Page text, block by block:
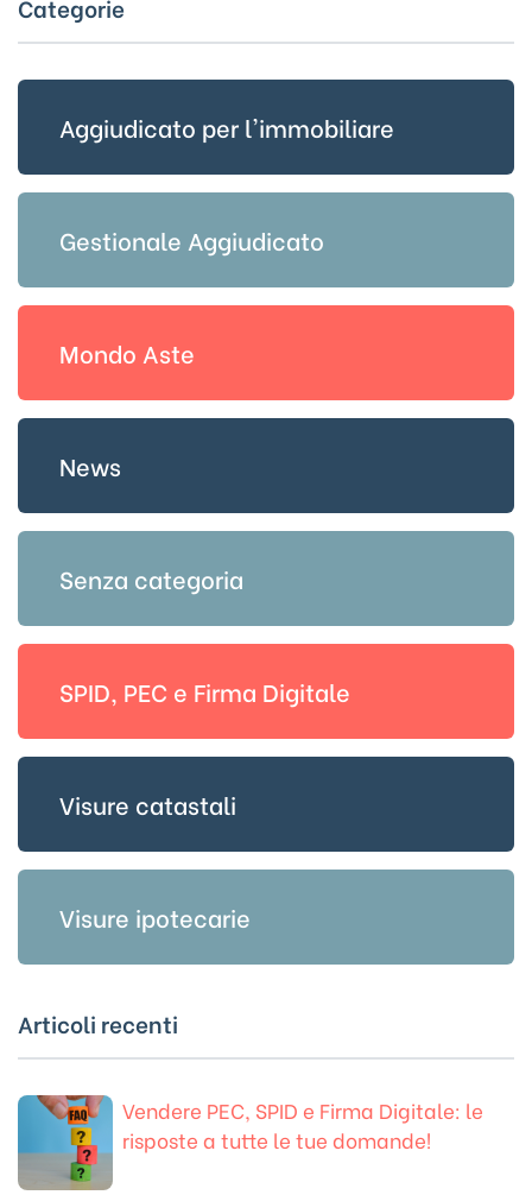
Categorie
Aggiudicato per l'immobiliare
Gestionale Aggiudicato
Mondo Aste
News
Senza categoria
SPID, PEC e Firma Digitale
Visure catastali
Visure ipotecarie
Articoli recenti
Vendere PEC, SPID e Firma Digitale: le
risposte a tutte le tue domande!